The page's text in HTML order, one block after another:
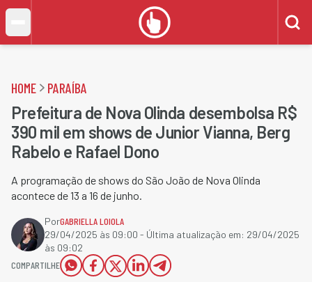
HOME PARAÍBA
Prefeitura de Nova Olinda desembolsa R$
390 mil em shows de Junior Vianna, Berg
Rabelo e Rafael Dono
A programação de shows do São João de Nova Olinda
acontece de 13 a 16 de junho.
PorGABRIELLA LOIOLA
29/04/2025 às 09:00 - Última atualização em: 29/04/2025
às 09:02
COMPARTILHE